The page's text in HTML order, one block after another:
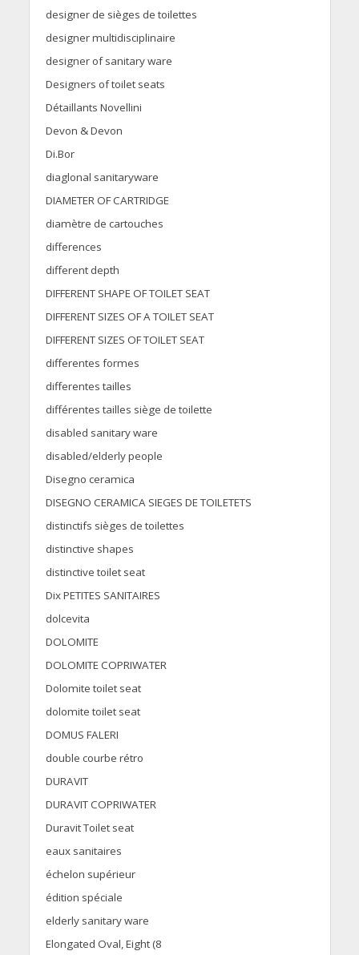
designer de sièges de toilettes
designer multidisciplinaire
designer of sanitary ware
Designers of toilet seats
Détaillants Novellini
Devon & Devon
Di.Bor
diaglonal sanitaryware
DIAMETER OF CARTRIDGE
diamètre de cartouches
differences
different depth
DIFFERENT SHAPE OF TOILET SEAT
DIFFERENT SIZES OF A TOILET SEAT
DIFFERENT SIZES OF TOILET SEAT
differentes formes
differentes tailles
différentes tailles siège de toilette
disabled sanitary ware
disabled/elderly people
Disegno ceramica
DISEGNO CERAMICA SIEGES DE TOILETETS
distinctifs sièges de toilettes
distinctive shapes
distinctive toilet seat
Dix PETITES SANITAIRES
dolcevita
DOLOMITE
DOLOMITE COPRIWATER
Dolomite toilet seat
dolomite toilet seat
DOMUS FALERI
double courbe rétro
DURAVIT
DURAVIT COPRIWATER
Duravit Toilet seat
eaux sanitaires
échelon supérieur
édition spéciale
elderly sanitary ware
Elongated Oval, Eight (8